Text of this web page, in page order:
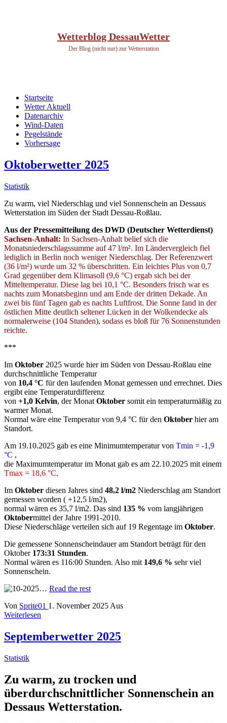
Wetterblog DessauWetter
Der Blog (nicht nur) zur Wetterstation
Startseite
Wetter Aktuell
Datenarchiv
Wind-Daten
Pegelstände
Vorhersage
Oktoberwetter 2025
Statistik
Zu warm, viel Niederschlag und viel Sonnenschein an Dessaus
Wetterstation im Süden der Stadt Dessau-Roßlau.
Aus der Pressemitteilung des DWD (Deutscher Wetterdienst)
Sachsen-Anhalt: In Sachsen-Anhalt belief sich die
Monatsniederschlagssumme auf 47 l/m². Im Ländervergleich fiel
lediglich in Berlin noch weniger Niederschlag. Der Referenzwert
(36 l/m²) wurde um 32 % überschritten. Ein leichtes Plus von 0,7
Grad gegenüber dem Klimasoll (9,6 °C) ergab sich bei der
Mitteltemperatur. Diese lag bei 10,1 °C. Besonders frisch war es
nachts zum Monatsbeginn und am Ende der dritten Dekade. An
zwei bis fünf Tagen gab es nachts Luftfrost. Die Sonne fand in der
östlichen Mitte deutlich seltener Lücken in der Wolkendecke als
normalerweise (104 Stunden), sodass es bloß für 76 Sonnenstunden
reichte.
***
Im Oktober 2025 wurde hier im Süden von Dessau-Roßlau eine
durchschnittliche Temperatur
von 10,4 °C für den laufenden Monat gemessen und errechnet. Dies
ergibt eine Temperaturdifferenz
von +1,0 Kelvin, der Monat Oktober somit ein temperaturmäßig zu
warmer Monat.
Normal wäre eine Temperatur von 9,4 °C für den Oktober hier am
Standort.
Am 19.10.2025 gab es eine Minimumtemperatur von Tmin = -1,9
°C ,
die Maximumtemperatur im Monat gab es am 22.10.2025 mit einem
Tmax = 18,6 °C.
Im Oktober diesen Jahres sind 48,2 l/m2 Niederschlag am Standort
gemessen worden ( +12,5 l/m2),
normal wären es 35,7 l/m2. Das sind 135 % vom langjährigen
Oktobermittel der Jahre 1991-2010.
Diese Niederschläge verteilen sich auf 19 Regentage im Oktober.
Die gemessene Sonnenscheindauer am Standort beträgt für den
Oktober 173:31 Stunden.
Normal wären es 116:00 Stunden. Also mit 149,6 % sehr viel
Sonnenschein.
… Read the rest
Von Sprite01 1. November 2025 Aus
Weiterlesen
Septemberwetter 2025
Statistik
Zu warm, zu trocken und
überdurchschnittlicher Sonnenschein an
Dessaus Wetterstation.